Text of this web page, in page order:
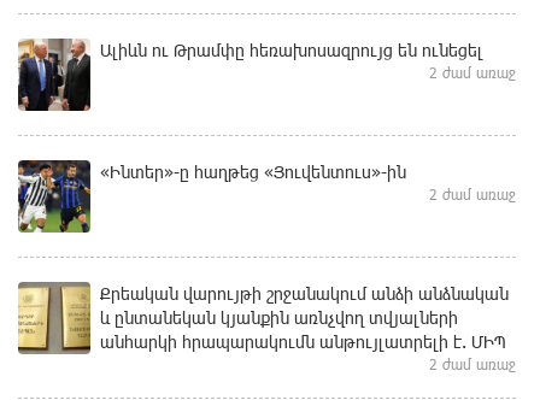
Ալիևն ու Թրամփը հեռախոսազրույց են ունեցել
2 ժամ առաջ
«Ինտեր»-ը հաղթեց «Յուվենտուս»-ին
2 ժամ առաջ
Քրեական վարույթի շրջանակում անձի անձնական
և ընտանեկան կյանքին առնչվող տվյալների
անհարկի հրապարակումն անթույլատրելի է. ՄԻՊ
2 ժամ առաջ